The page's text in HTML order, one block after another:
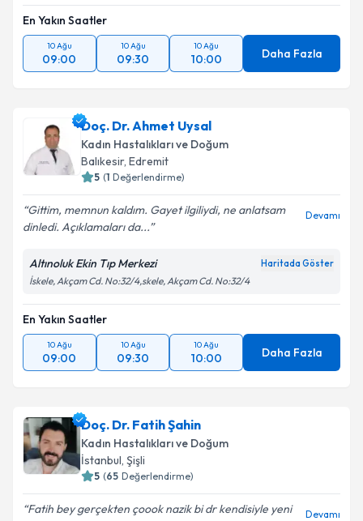
En Yakın Saatler
10 Ağu
09:00
10 Ağu
09:30
10 Ağu
10:00 Daha Fazla
Doç. Dr. Ahmet Uysal
Kadın Hastalıkları ve Doğum
Balıkesir, Edremit
5 (1 Değerlendirme)
Gittim, memnun kaldım. Gayet ilgiliydi, ne anlatsam
dinledi. Açıklamaları da...
Devamı
Altınoluk Ekin Tıp Merkezi Haritada Göster
İskele, Akçam Cd. No:32/4,skele, Akçam Cd. No:32/4
En Yakın Saatler
10 Ağu
09:00
10 Ağu
09:30
10 Ağu
10:00 Daha Fazla
Doç. Dr. Fatih Şahin
Kadın Hastalıkları ve Doğum
İstanbul, Şişli
5 (65 Değerlendirme)
Fatih bey gerçekten çoook nazik bi dr kendisiyle yeni
Devamı